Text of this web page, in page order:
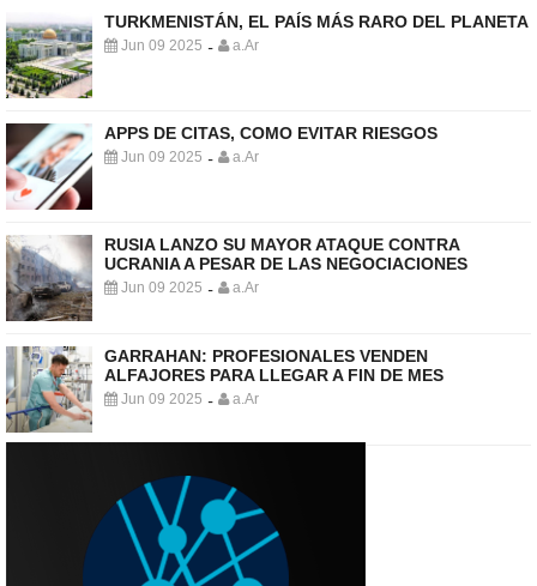
TURKMENISTÁN, EL PAÍS MÁS RARO DEL PLANETA
Jun 09 2025 - a.Ar
APPS DE CITAS, COMO EVITAR RIESGOS
Jun 09 2025 - a.Ar
RUSIA LANZO SU MAYOR ATAQUE CONTRA
UCRANIA A PESAR DE LAS NEGOCIACIONES
Jun 09 2025 - a.Ar
GARRAHAN: PROFESIONALES VENDEN
ALFAJORES PARA LLEGAR A FIN DE MES
Jun 09 2025 - a.Ar